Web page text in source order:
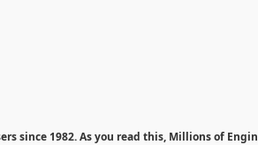
since 1982. As you read this, Millions of